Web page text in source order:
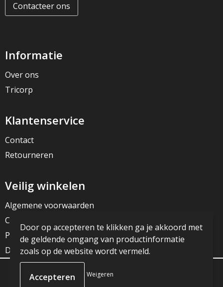
Contacteer ons
Informatie
Over ons
Tricorp
Klantenservice
Contact
Retourneren
Veilig winkelen
Algemene voorwaarden
Cookieverklaring
Privacyverklaring
Disclaimer
© Copyright JG Reclame 2023
Door op accepteren te klikken ga je akkoord met
de geldende omgang van productinformatie
zoals op de website wordt vermeld.
Weigeren